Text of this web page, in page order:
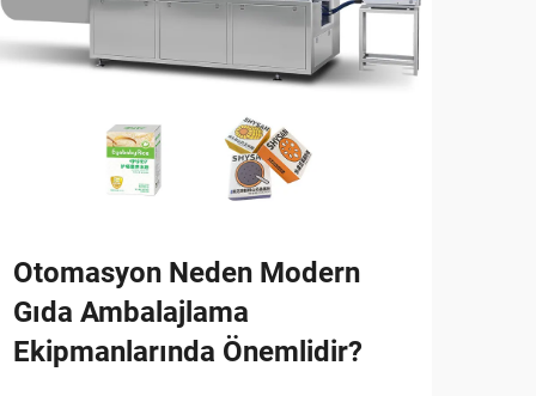
Otomasyon Neden Modern
Gıda Ambalajlama
Ekipmanlarında Önemlidir?